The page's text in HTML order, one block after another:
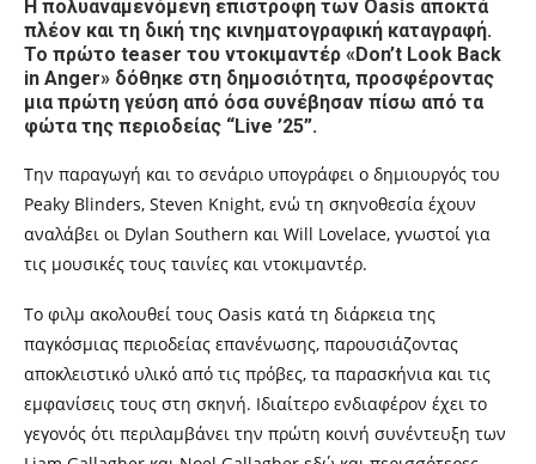
Η πολυαναμενόμενη επιστροφή των Oasis αποκτά
πλέον και τη δική της κινηματογραφική καταγραφή.
Το πρώτο teaser του ντοκιμαντέρ «Don’t Look Back
in Anger» δόθηκε στη δημοσιότητα, προσφέροντας
μια πρώτη γεύση από όσα συνέβησαν πίσω από τα
φώτα της περιοδείας “Live ’25”.
Την παραγωγή και το σενάριο υπογράφει ο δημιουργός του
Peaky Blinders, Steven Knight, ενώ τη σκηνοθεσία έχουν
αναλάβει οι Dylan Southern και Will Lovelace, γνωστοί για
τις μουσικές τους ταινίες και ντοκιμαντέρ.
Το φιλμ ακολουθεί τους Oasis κατά τη διάρκεια της
παγκόσμιας περιοδείας επανένωσης, παρουσιάζοντας
αποκλειστικό υλικό από τις πρόβες, τα παρασκήνια και τις
εμφανίσεις τους στη σκηνή. Ιδιαίτερο ενδιαφέρον έχει το
γεγονός ότι περιλαμβάνει την πρώτη κοινή συνέντευξη των